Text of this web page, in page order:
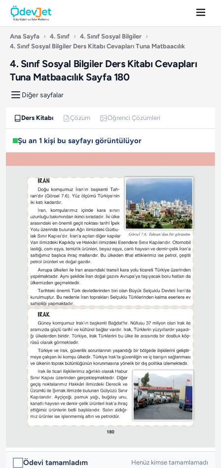
Ana Sayfa › 4. Sınıf › 4. Sınıf Sosyal Bilgiler ›
4. Sınıf Sosyal Bilgiler Ders Kitabı Cevapları Tuna Matbaacılık
4. Sınıf Sosyal Bilgiler Ders Kitabı Cevapları
Tuna Matbaacılık Sayfa 180
Diğer sayfalar
Ders Kitabı Çözüm Öğrenci Çözümleri
Şu an 1 kişi bu sayfayı görüntülüyor
Ödevi tamamladım Henüz kimse tamamlamadı